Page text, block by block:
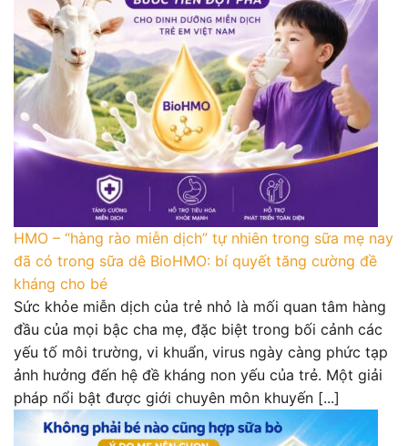
HMO – “hàng rào miễn dịch” tự nhiên trong sữa mẹ nay
đã có trong sữa dê BioHMO: bí quyết tăng cường đề
kháng cho bé
Sức khỏe miễn dịch của trẻ nhỏ là mối quan tâm hàng
đầu của mọi bậc cha mẹ, đặc biệt trong bối cảnh các
yếu tố môi trường, vi khuẩn, virus ngày càng phức tạp
ảnh hưởng đến hệ đề kháng non yếu của trẻ. Một giải
pháp nổi bật được giới chuyên môn khuyến [...]